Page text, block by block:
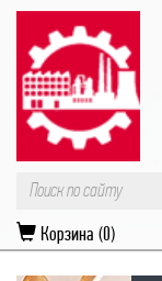
Корзина (0)